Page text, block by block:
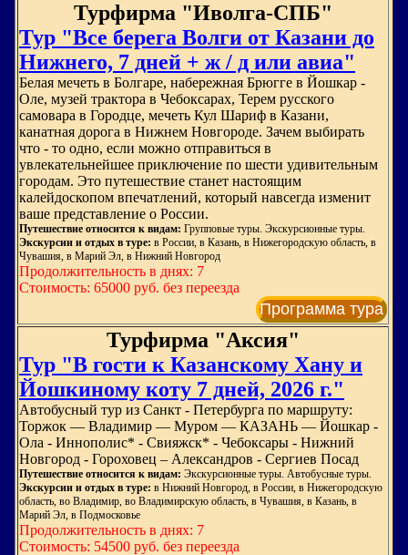
Турфирма "Иволга-СПБ"
Тур "Все берега Волги от Казани до
Нижнего, 7 дней + ж / д или авиа"
Белая мечеть в Болгаре, набережная Брюгге в Йошкар -
Оле, музей трактора в Чебоксарах, Терем русского
самовара в Городце, мечеть Кул Шариф в Казани,
канатная дорога в Нижнем Новгороде. Зачем выбирать
что - то одно, если можно отправиться в
увлекательнейшее приключение по шести удивительным
городам. Это путешествие станет настоящим
калейдоскопом впечатлений, который навсегда изменит
ваше представление о России.
Путешествие относится к видам: Групповые туры. Экскурсионные туры.
Экскурсии и отдых в туре: в России, в Казань, в Нижегородскую область, в
Чувашия, в Марий Эл, в Нижний Новгород
Продолжительность в днях: 7
Стоимость: 65000 руб. без переезда
Программа тура
Турфирма "Аксия"
Тур "В гости к Казанскому Хану и
Йошкиному коту 7 дней, 2026 г."
Автобусный тур из Санкт - Петербурга по маршруту:
Торжок — Владимир — Муром — КАЗАНЬ — Йошкар -
Ола - Иннополис* - Свияжск* - Чебоксары - Нижний
Новгород - Гороховец – Александров - Сергиев Посад
Путешествие относится к видам: Экскурсионные туры. Автобусные туры.
Экскурсии и отдых в туре: в Нижний Новгород, в России, в Нижегородскую
область, во Владимир, во Владимирскую область, в Чувашия, в Казань, в
Марий Эл, в Подмосковье
Продолжительность в днях: 7
Стоимость: 54500 руб. без переезда